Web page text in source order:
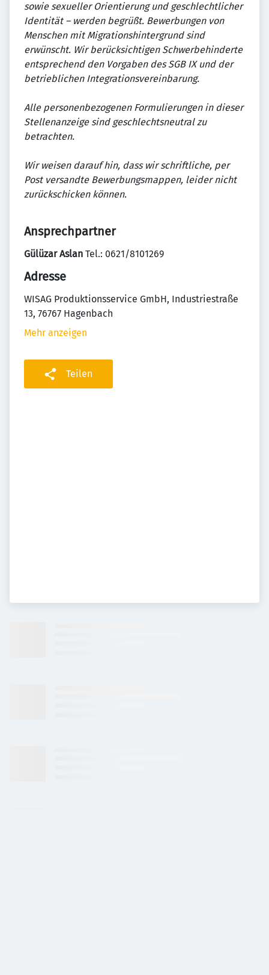
sowie sexueller Orientierung und geschlechtlicher
Identität – werden begrüßt. Bewerbungen von
Menschen mit Migrationshintergrund sind
erwünscht. Wir berücksichtigen Schwerbehinderte
entsprechend den Vorgaben des SGB IX und der
betrieblichen Integrationsvereinbarung.
Alle personenbezogenen Formulierungen in dieser
Stellenanzeige sind geschlechtsneutral zu
betrachten.
Wir weisen darauf hin, dass wir schriftliche, per
Post versandte Bewerbungsmappen, leider nicht
zurückschicken können.
Ansprechpartner
Gülüzar Aslan Tel.: 0621/8101269
Adresse
WISAG Produktionsservice GmbH, Industriestraße
13, 76767 Hagenbach
Mehr anzeigen
Teilen